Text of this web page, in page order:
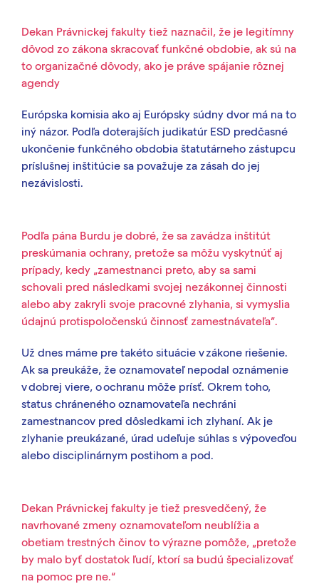
Dekan Právnickej fakulty tiež naznačil, že je legitímny
dôvod zo zákona skracovať funkčné obdobie, ak sú na
to organizačné dôvody, ako je práve spájanie rôznej
agendy
Európska komisia ako aj Európsky súdny dvor má na to
iný názor. Podľa doterajších judikatúr ESD predčasné
ukončenie funkčného obdobia štatutárneho zástupcu
príslušnej inštitúcie sa považuje za zásah do jej
nezávislosti.
Podľa pána Burdu je dobré, že sa zavádza inštitút
preskúmania ochrany, pretože sa môžu vyskytnúť aj
prípady, kedy „zamestnanci preto, aby sa sami
schovali pred následkami svojej nezákonnej činnosti
alebo aby zakryli svoje pracovné zlyhania, si vymyslia
údajnú protispoločenskú činnosť zamestnávateľa”.
Už dnes máme pre takéto situácie v zákone riešenie.
Ak sa preukáže, že oznamovateľ nepodal oznámenie
v dobrej viere, o ochranu môže prísť. Okrem toho,
status chráneného oznamovateľa nechráni
zamestnancov pred dôsledkami ich zlyhaní. Ak je
zlyhanie preukázané, úrad udeľuje súhlas s výpoveďou
alebo disciplinárnym postihom a pod.
Dekan Právnickej fakulty je tiež presvedčený, že
navrhované zmeny oznamovateľom neublížia a
obetiam trestných činov to výrazne pomôže, „pretože
by malo byť dostatok ľudí, ktorí sa budú špecializovať
na pomoc pre ne.“